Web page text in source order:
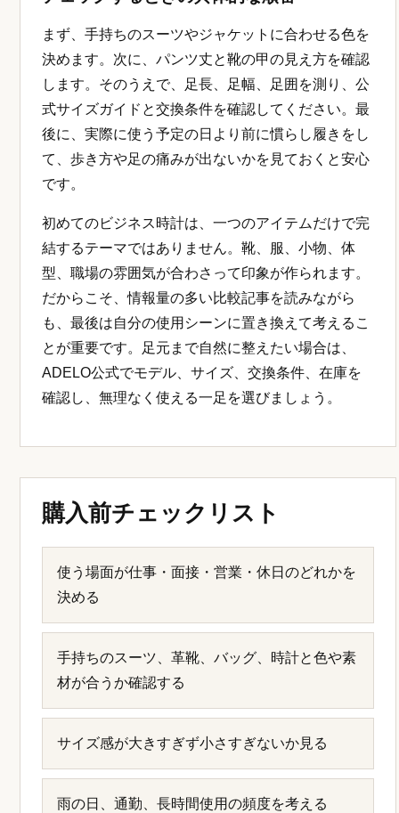
まず、手持ちのスーツやジャケットに合わせる色を
決めます。次に、パンツ丈と靴の甲の見え方を確認
します。そのうえで、足長、足幅、足囲を測り、公
式サイズガイドと交換条件を確認してください。最
後に、実際に使う予定の日より前に慣らし履きをし
て、歩き方や足の痛みが出ないかを見ておくと安心
です。
初めてのビジネス時計は、一つのアイテムだけで完
結するテーマではありません。靴、服、小物、体
型、職場の雰囲気が合わさって印象が作られます。
だからこそ、情報量の多い比較記事を読みながら
も、最後は自分の使用シーンに置き換えて考えるこ
とが重要です。足元まで自然に整えたい場合は、
ADELO公式でモデル、サイズ、交換条件、在庫を
確認し、無理なく使える一足を選びましょう。
購入前チェックリスト
使う場面が仕事・面接・営業・休日のどれかを
決める
手持ちのスーツ、革靴、バッグ、時計と色や素
材が合うか確認する
サイズ感が大きすぎず小さすぎないか見る
雨の日、通勤、長時間使用の頻度を考える